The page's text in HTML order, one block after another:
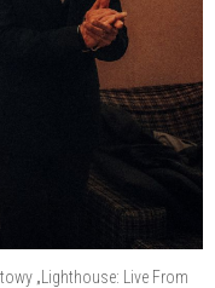
„Lighthouse: Live From